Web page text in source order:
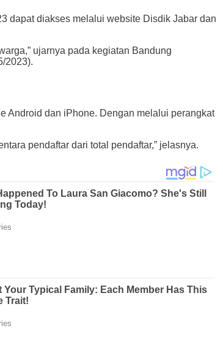
dapat diakses melalui website Disdik Jabar dan
ujarnya pada kegiatan Bandung
2023).
Android dan iPhone. Dengan melalui perangkat
pendaftar dari total pendaftar,” jelasnya.